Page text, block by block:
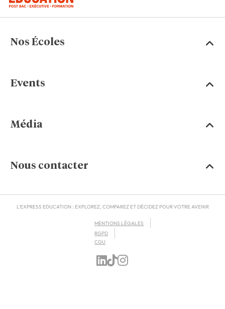
Nos Écoles
Events
Média
Nous contacter
L'EXPRESS EDUCATION : EXPLOREZ, COMPAREZ ET DÉCIDEZ POUR VOTRE AVENIR
MENTIONS LÉGALES
RGPD
CGU